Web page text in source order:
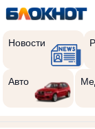
Новости
Авто